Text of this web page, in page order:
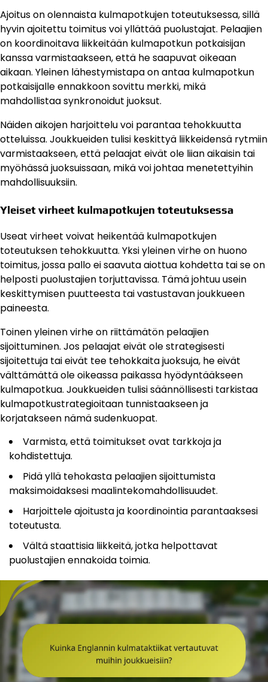
Ajoitus on olennaista kulmapotkujen toteutuksessa, sillä
hyvin ajoitettu toimitus voi yllättää puolustajat. Pelaajien
on koordinoitava liikkeitään kulmapotkun potkaisijan
kanssa varmistaakseen, että he saapuvat oikeaan
aikaan. Yleinen lähestymistapa on antaa kulmapotkun
potkaisijalle ennakkoon sovittu merkki, mikä
mahdollistaa synkronoidut juoksut.
Näiden aikojen harjoittelu voi parantaa tehokkuutta
otteluissa. Joukkueiden tulisi keskittyä liikkeidensä rytmiin
varmistaakseen, että pelaajat eivät ole liian aikaisin tai
myöhässä juoksuissaan, mikä voi johtaa menetettyihin
mahdollisuuksiin.
Yleiset virheet kulmapotkujen toteutuksessa
Useat virheet voivat heikentää kulmapotkujen
toteutuksen tehokkuutta. Yksi yleinen virhe on huono
toimitus, jossa pallo ei saavuta aiottua kohdetta tai se on
helposti puolustajien torjuttavissa. Tämä johtuu usein
keskittymisen puutteesta tai vastustavan joukkueen
paineesta.
Toinen yleinen virhe on riittämätön pelaajien
sijoittuminen. Jos pelaajat eivät ole strategisesti
sijoitettuja tai eivät tee tehokkaita juoksuja, he eivät
välttämättä ole oikeassa paikassa hyödyntääkseen
kulmapotkua. Joukkueiden tulisi säännöllisesti tarkistaa
kulmapotkustrategioitaan tunnistaakseen ja
korjatakseen nämä sudenkuopat.
Varmista, että toimitukset ovat tarkkoja ja
kohdistettuja.
Pidä yllä tehokasta pelaajien sijoittumista
maksimoidaksesi maalintekomahdollisuudet.
Harjoittele ajoitusta ja koordinointia parantaaksesi
toteutusta.
Vältä staattisia liikkeitä, jotka helpottavat
puolustajien ennakoida toimia.